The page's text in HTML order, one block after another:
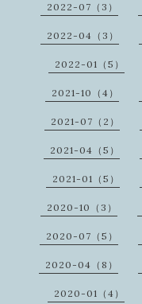
2022-07（3）
2022-04（3）
2022-01（5）
2021-10（4）
2021-07（2）
2021-04（5）
2021-01（5）
2020-10（3）
2020-07（5）
2020-04（8）
2020-01（4）